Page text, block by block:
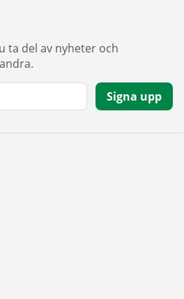
ta del av nyheter och
Signa upp